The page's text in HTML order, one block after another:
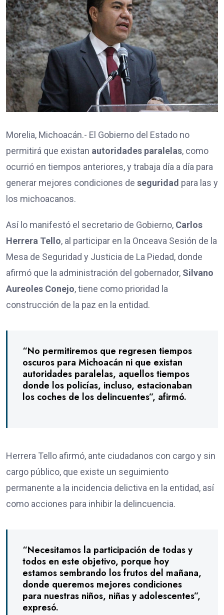
Morelia, Michoacán.- El Gobierno del Estado no
permitirá que existan autoridades paralelas, como
ocurrió en tiempos anteriores, y trabaja día a día para
generar mejores condiciones de seguridad para las y
los michoacanos.
Así lo manifestó el secretario de Gobierno, Carlos
Herrera Tello, al participar en la Onceava Sesión de la
Mesa de Seguridad y Justicia de La Piedad, donde
afirmó que la administración del gobernador, Silvano
Aureoles Conejo, tiene como prioridad la
construcción de la paz en la entidad.
“No permitiremos que regresen tiempos
oscuros para Michoacán ni que existan
autoridades paralelas, aquellos tiempos
donde los policías, incluso, estacionaban
los coches de los delincuentes”, afirmó.
Herrera Tello afirmó, ante ciudadanos con cargo y sin
cargo público, que existe un seguimiento
permanente a la incidencia delictiva en la entidad, así
como acciones para inhibir la delincuencia.
“Necesitamos la participación de todas y
todos en este objetivo, porque hoy
estamos sembrando los frutos del mañana,
donde queremos mejores condiciones
para nuestras niños, niñas y adolescentes”,
expresó.